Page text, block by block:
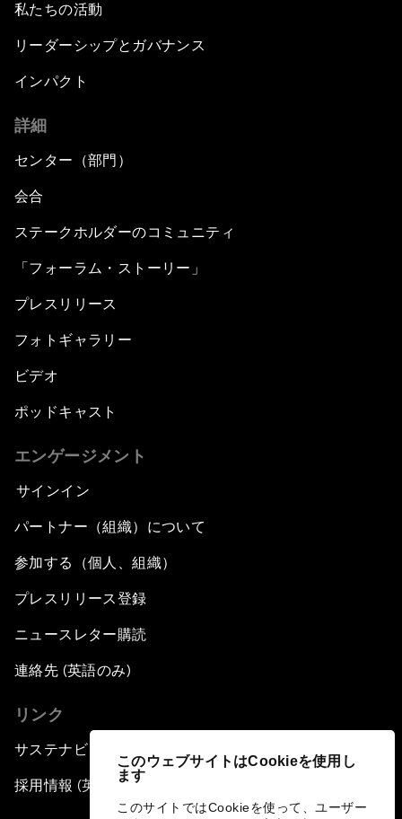
このウェブサイトはCookieを使用し
ます
このサイトではCookieを使って、ユーザー
私たちの活動
リーダーシップとガバナンス
インパクト
詳細
センター（部門）
会合
ステークホルダーのコミュニティ
「フォーラム・ストーリー」
プレスリリース
フォトギャラリー
ビデオ
ポッドキャスト
エンゲージメント
サインイン
パートナー（組織）について
参加する（個人、組織）
プレスリリース登録
ニュースレター購読
連絡先 (英語のみ)
リンク
サステナビリティへの取り組み
採用情報 (英語のみ)